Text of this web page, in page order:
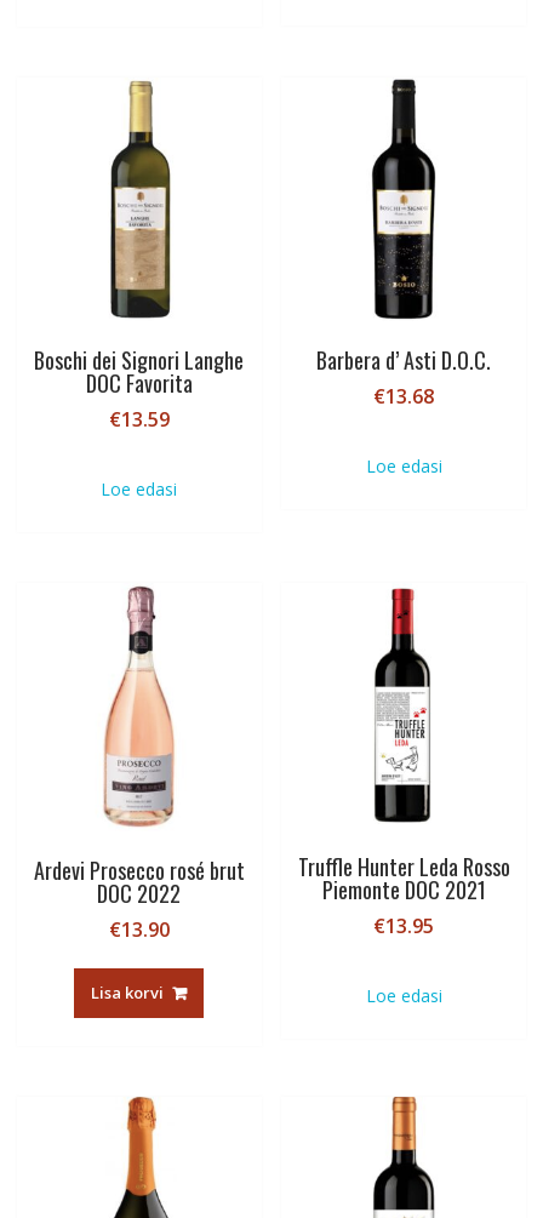
Boschi dei Signori Langhe
DOC Favorita
€13.59
Loe edasi
Barbera d’ Asti D.O.C.
€13.68
Loe edasi
Ardevi Prosecco rosé brut
DOC 2022
€13.90
Lisa korvi
Truffle Hunter Leda Rosso
Piemonte DOC 2021
€13.95
Loe edasi